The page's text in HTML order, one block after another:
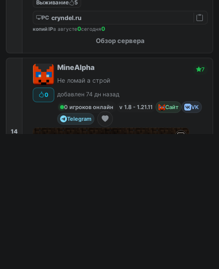
Выживание
5
PC cryndel.ru
копий IPв августе0сегодня0
Обзор сервера
14
0
MineAlpha 7
Не ломай а строй
добавлен 74 дн назад
0 игроков онлайн
v 1.8 - 1.21.11 Сайт
VK
Telegram